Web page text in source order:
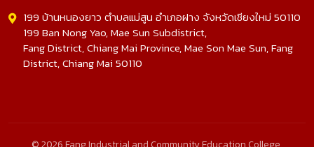
199 บ้านหนองยาว ตำบลแม่สูน อำเภอฝาง จังหวัดเชียงใหม่ 50110
199 Ban Nong Yao, Mae Sun Subdistrict,
Fang District, Chiang Mai Province, Mae Son Mae Sun, Fang
District, Chiang Mai 50110